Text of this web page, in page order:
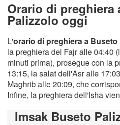
Orario di preghiera
Palizzolo oggi
L'orario di preghiera a Buseto
la preghiera del Fajr alle 04:40
minuti prima), prosegue con la
13:15, la salat dell'Asr alle
Maghrib alle 20:09, che
Infine, la preghiera dell'Isha
Imsak Buseto